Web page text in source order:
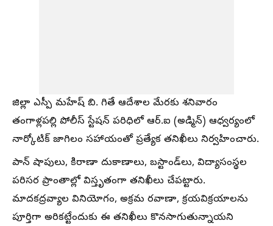
జిల్లా ఎస్పీ మహేష్ బి. గితే ఆదేశాల మేరకు శనివారం
తంగాళ్లపల్లి పోలీస్ స్టేషన్ పరిధిలో ఆర్.ఐ (అడ్మిన్) ఆధ్వర్యంలో
నార్కోటిక్ జాగిలం సహాయంతో ప్రత్యేక తనిఖీలు నిర్వహించారు.
పాన్ షాపులు, కిరాణా దుకాణాలు, బస్టాండ్‌లు, విద్యాసంస్థల
పరిసర ప్రాంతాల్లో విస్తృతంగా తనిఖీలు చేపట్టారు.
మాదకద్రవ్యాల వినియోగం, అక్రమ రవాణా, క్రయవిక్రయాలను
పూర్తిగా అరికట్టేందుకు ఈ తనిఖీలు కొనసాగుతున్నాయని